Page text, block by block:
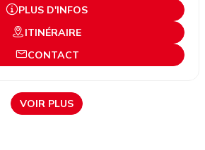
PLUS D'INFOS
ITINÉRAIRE
CONTACT
VOIR PLUS